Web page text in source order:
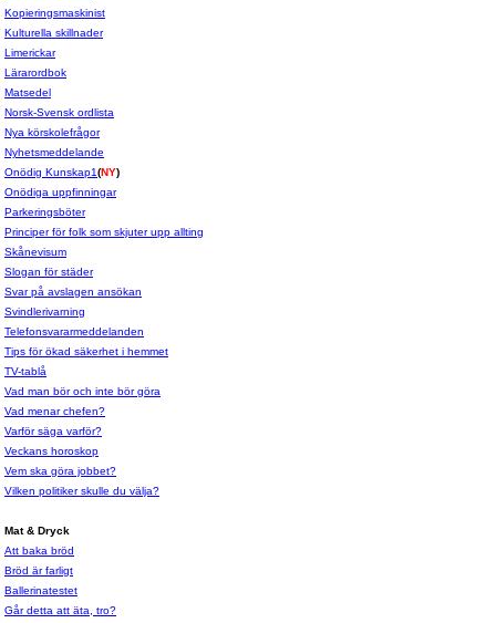
Kopieringsmaskinist
Kulturella skillnader
Limerickar
Lärarordbok
Matsedel
Norsk-Svensk ordlista
Nya körskolefrågor
Nyhetsmeddelande
Onödig Kunskap1(NY)
Onödiga uppfinningar
Parkeringsböter
Principer för folk som skjuter upp allting
Skånevisum
Slogan för städer
Svar på avslagen ansökan
Svindlerivarning
Telefonsvararmeddelanden
Tips för ökad säkerhet i hemmet
TV-tablå
Vad man bör och inte bör göra
Vad menar chefen?
Varför säga varför?
Veckans horoskop
Vem ska göra jobbet?
Vilken politiker skulle du välja?
Mat & Dryck
Att baka bröd
Bröd är farligt
Ballerinatestet
Går detta att äta, tro?